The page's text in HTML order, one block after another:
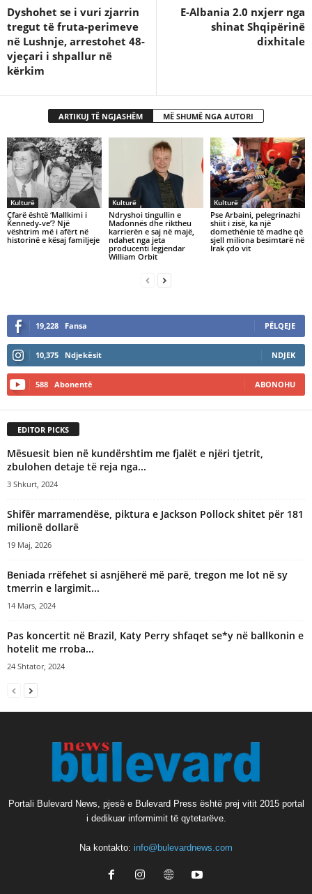
Dyshohet se i vuri zjarrin
tregut të fruta-perimeve
në Lushnje, arrestohet 48-
vjeçari i shpallur në
kërkim
E-Albania 2.0 nxjerr nga
shinat Shqipërinë
dixhitale
ARTIKUJ TË NGJASHËM MË SHUMË NGA AUTORI
Kulturë
Çfarë është ‘Mallkimi i
Kennedy-ve’? Një
vështrim më i afërt në
historinë e kësaj familjeje
Kulturë
Ndryshoi tingullin e
Madonnës dhe riktheu
karrierën e saj në majë,
ndahet nga jeta
producenti legjendar
William Orbit
Kulturë
Pse Arbaini, pelegrinazhi
shiit i zisë, ka një
domethënie të madhe që
sjell miliona besimtarë në
Irak çdo vit
19,228 Fansa PËLQEJE
10,375 Ndjekësit NDJEK
588 Abonentë ABONOHU
EDITOR PICKS
Mësuesit bien në kundërshtim me fjalët e njëri tjetrit,
zbulohen detaje të reja nga...
3 Shkurt, 2024
Shifër marramendëse, piktura e Jackson Pollock shitet për 181
milionë dollarë
19 Maj, 2026
Beniada rrëfehet si asnjëherë më parë, tregon me lot në sy
tmerrin e largimit...
14 Mars, 2024
Pas koncertit në Brazil, Katy Perry shfaqet se*y në ballkonin e
hotelit me rroba...
24 Shtator, 2024
Portali Bulevard News, pjesë e Bulevard Press është prej vitit 2015 portal
i dedikuar informimit të qytetarëve.
Na kontakto: info@bulevardnews.com